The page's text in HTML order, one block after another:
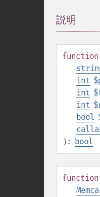
説明
function
int
int
int
bool
): bool
function